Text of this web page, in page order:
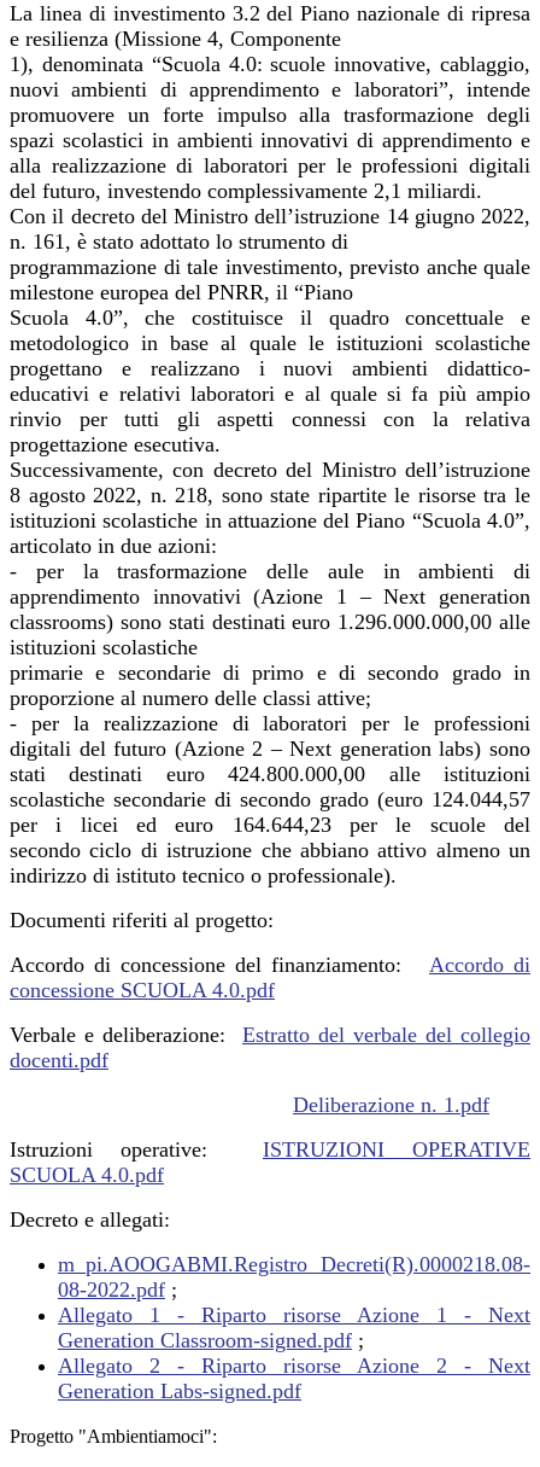
La linea di investimento 3.2 del Piano nazionale di ripresa
e resilienza (Missione 4, Componente
1), denominata “Scuola 4.0: scuole innovative, cablaggio,
nuovi ambienti di apprendimento e laboratori”, intende
promuovere un forte impulso alla trasformazione degli
spazi scolastici in ambienti innovativi di apprendimento e
alla realizzazione di laboratori per le professioni digitali
del futuro, investendo complessivamente 2,1 miliardi.
Con il decreto del Ministro dell’istruzione 14 giugno 2022,
n. 161, è stato adottato lo strumento di
programmazione di tale investimento, previsto anche quale
milestone europea del PNRR, il “Piano
Scuola 4.0”, che costituisce il quadro concettuale e
metodologico in base al quale le istituzioni scolastiche
progettano e realizzano i nuovi ambienti didattico-
educativi e relativi laboratori e al quale si fa più ampio
rinvio per tutti gli aspetti connessi con la relativa
progettazione esecutiva.
Successivamente, con decreto del Ministro dell’istruzione
8 agosto 2022, n. 218, sono state ripartite le risorse tra le
istituzioni scolastiche in attuazione del Piano “Scuola 4.0”,
articolato in due azioni:
- per la trasformazione delle aule in ambienti di
apprendimento innovativi (Azione 1 – Next generation
classrooms) sono stati destinati euro 1.296.000.000,00 alle
istituzioni scolastiche
primarie e secondarie di primo e di secondo grado in
proporzione al numero delle classi attive;
- per la realizzazione di laboratori per le professioni
digitali del futuro (Azione 2 – Next generation labs) sono
stati destinati euro 424.800.000,00 alle istituzioni
scolastiche secondarie di secondo grado (euro 124.044,57
per i licei ed euro 164.644,23 per le scuole del
secondo ciclo di istruzione che abbiano attivo almeno un
indirizzo di istituto tecnico o professionale).
Documenti riferiti al progetto:
Accordo di concessione del finanziamento: Accordo di
concessione SCUOLA 4.0.pdf
Verbale e deliberazione: Estratto del verbale del collegio
docenti.pdf
Deliberazione n. 1.pdf
Istruzioni operative: ISTRUZIONI OPERATIVE
SCUOLA 4.0.pdf
Decreto e allegati:
m_pi.AOOGABMI.Registro Decreti(R).0000218.08-
08-2022.pdf ;
Allegato 1 - Riparto risorse Azione 1 - Next
Generation Classroom-signed.pdf ;
Allegato 2 - Riparto risorse Azione 2 - Next
Generation Labs-signed.pdf
Progetto "Ambientiamoci":